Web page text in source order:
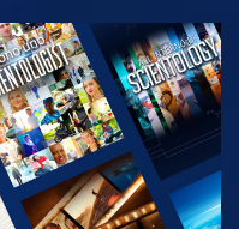
ESPLORA LE
SERIE